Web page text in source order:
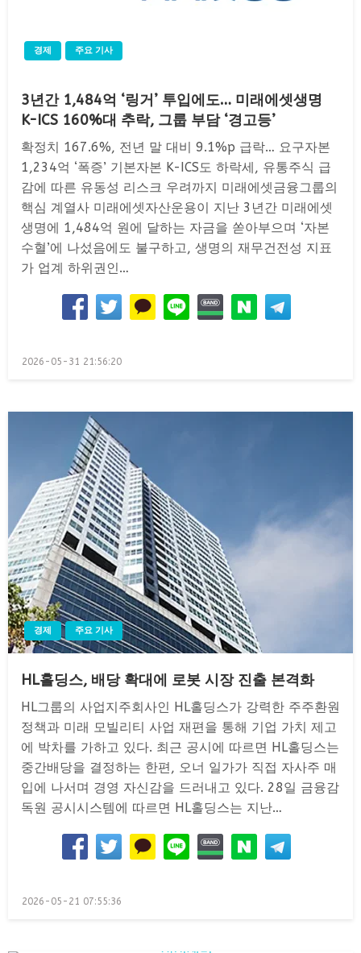
경제 주요 기사
3년간 1,484억 ‘링거’ 투입에도… 미래에셋생명
K-ICS 160%대 추락, 그룹 부담 ‘경고등’
확정치 167.6%, 전년 말 대비 9.1%p 급락… 요구자본
1,234억 ‘폭증’ 기본자본 K-ICS도 하락세, 유통주식 급
감에 따른 유동성 리스크 우려까지 미래에셋금융그룹의
핵심 계열사 미래에셋자산운용이 지난 3년간 미래에셋
생명에 1,484억 원에 달하는 자금을 쏟아부으며 ‘자본
수혈’에 나섰음에도 불구하고, 생명의 재무건전성 지표
가 업계 하위권인…
Posted
2026-05-31 21:56:20
경제 주요 기사
HL홀딩스, 배당 확대에 로봇 시장 진출 본격화
HL그룹의 사업지주회사인 HL홀딩스가 강력한 주주환원
정책과 미래 모빌리티 사업 재편을 통해 기업 가치 제고
에 박차를 가하고 있다. 최근 공시에 따르면 HL홀딩스는
중간배당을 결정하는 한편, 오너 일가가 직접 자사주 매
입에 나서며 경영 자신감을 드러내고 있다. 28일 금융감
독원 공시시스템에 따르면 HL홀딩스는 지난…
Posted
2026-05-21 07:55:36